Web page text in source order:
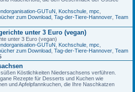
GUTuN Kochschule mpc
zum Download Tag-der-Tiere-Hannover Team
unter 3 Euro (vegan)
unter 3 Euro (vegan)
GUTuN Kochschule mpc
zum Download Tag-der-Tiere-Hannover Team
Köstlichkeiten Niedersachsens verführen.
Rezepte für Desserts und Kuchen wie
und Apfelpfannkuchen, die Ihre Naschkatzen